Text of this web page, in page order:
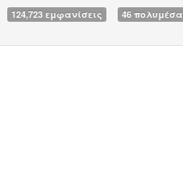
124,723 εμφανίσεις 46 πολυμέσα